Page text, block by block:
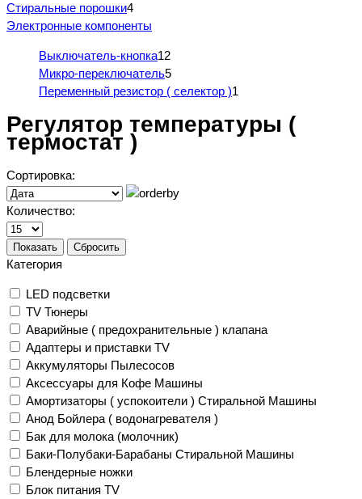
Стиральные порошки4
Электронные компоненты
Выключатель-кнопка12
Микро-переключатель5
Переменный резистор ( селектор )1
Регулятор температуры (
термостат )
Сортировка:
Количество:
Показать Сбросить
Категория
LED подсветки
TV Тюнеры
Аварийные ( предохранительные ) клапана
Адаптеры и приставки TV
Аккумуляторы Пылесосов
Аксессуары для Кофе Машины
Амортизаторы ( успокоители ) Стиральной Машины
Анод Бойлера ( водонагревателя )
Бак для молока (молочник)
Баки-Полубаки-Барабаны Стиральной Машины
Блендерные ножки
Блок питания TV